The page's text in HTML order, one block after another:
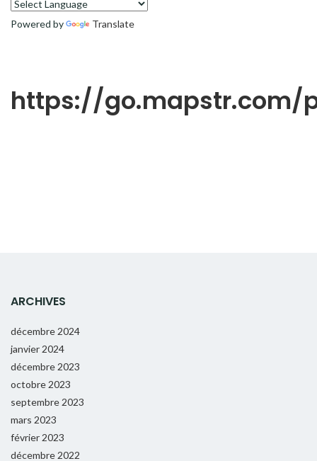
Powered by Translate
https://go.mapstr.com/
ARCHIVES
décembre 2024
janvier 2024
décembre 2023
octobre 2023
septembre 2023
mars 2023
février 2023
décembre 2022